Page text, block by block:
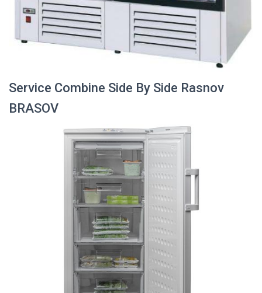
Service Combine Side By Side Rasnov
BRASOV